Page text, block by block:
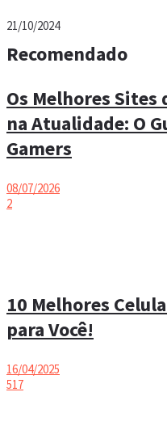
22/10/2024
Melhores Jogos de
a lista!
21/10/2024
Gamers
2